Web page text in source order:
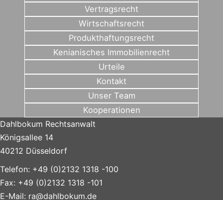
Vertragsrecht
Wirtschaftsrecht
Produkthaftungsrecht
Kenianisches Immobilienrecht
Urteile
Kontakt
Unser Team
Kooperationen
Dahlbokum Rechtsanwalt
Königsallee 14
40212 Düsseldorf
Telefon: +49 (0)2132 1318 -100
Fax: +49 (0)2132 1318 -101
E-Mail: ra@dahlbokum.de